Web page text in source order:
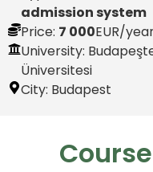
admission system
Price: 7 000EUR/
University:
Üniversitesi
City: Budapest
Course